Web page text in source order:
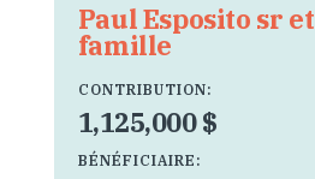
Paul Esposito sr et
famille
CONTRIBUTION:
1,125,000 $
BÉNÉFICIAIRE: